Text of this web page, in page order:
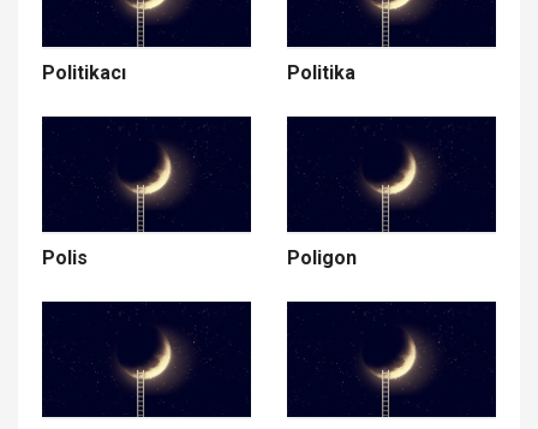
Politikacı Politika
Polis Poligon